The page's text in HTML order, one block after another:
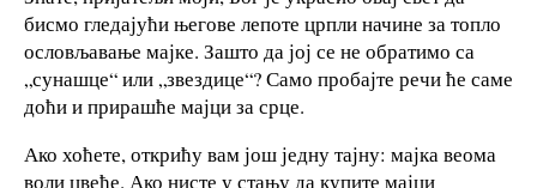
бисмо гледајући његове лепоте црпли начине за топло
ословљавање мајке. Зашто да јој се не обратимо са
„сунашце“ или „звездице“? Само пробајте речи ће саме
доћи и прирашће мајци за срце.
Ако хоћете, открићу вам још једну тајну: мајка веома
воли цвеће. Ако нисте у стању да купите мајци